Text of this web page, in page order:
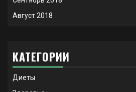
Август 2018
КАТЕГОРИИ
Диеты